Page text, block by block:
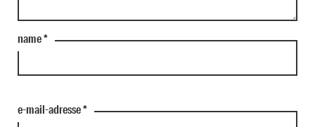
name*
e-mail-adresse*